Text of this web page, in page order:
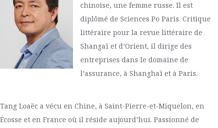
chinoise, une femme russe. Il est
diplômé de Sciences Po Paris. Critique
littéraire pour la revue littéraire de
Shangaï et d’Orient, il dirige des
entreprises dans le domaine de
l’assurance, à Shanghaï et à Paris.
Tang Loaëc a vécu en Chine, à Saint-Pierre-et-Miquelon, en
Écosse et en France où il réside aujourd’hui. Passionné de